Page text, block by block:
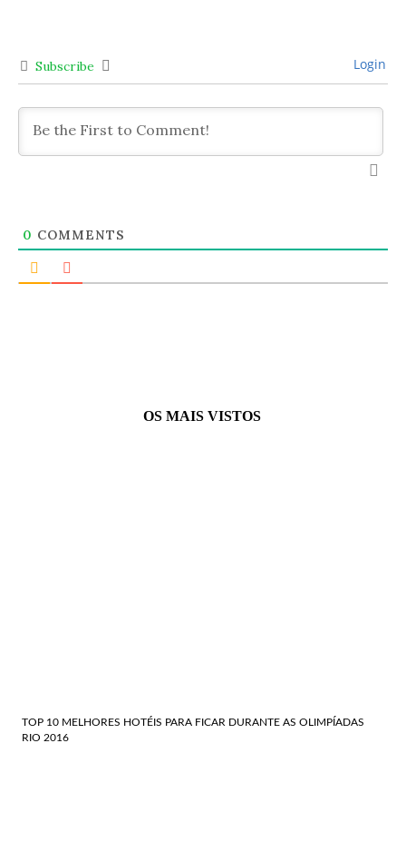
Subscribe Login
0 COMMENTS
OS MAIS VISTOS
TOP 10 MELHORES HOTÉIS PARA FICAR DURANTE AS OLIMPÍADAS
RIO 2016